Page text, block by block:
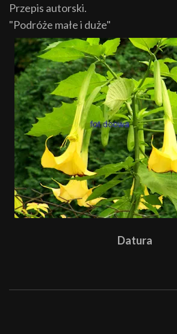
Przepis autorski.
"Podróże małe i duże"
Datura